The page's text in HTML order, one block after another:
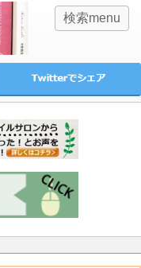
検索menu